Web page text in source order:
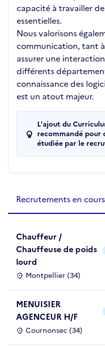
capacité à travailler
essentielles.
Nous valorisons
communication, tant
assurer une
différents
connaissance des
est un atout majeur.
L'ajout du
recommandé pour
étudiée par le
Recrutements en
Chauffeur /
Chauffeuse de poids
lourd
Montpellier (34)
MENUISIER
AGENCEUR H/F
Cournonsec (34)